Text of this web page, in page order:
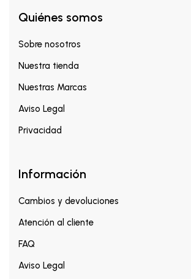
Quiénes somos
Sobre nosotros
Nuestra tienda
Nuestras Marcas
Aviso Legal
Privacidad
Información
Cambios y devoluciones
Atención al cliente
FAQ
Aviso Legal